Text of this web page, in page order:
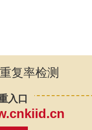
复率检测
入口